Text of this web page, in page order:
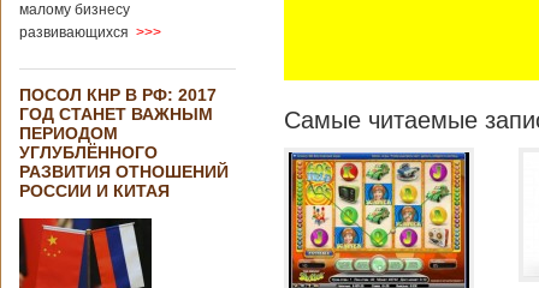
малому бизнесу
развивающихся >>>
ПОСОЛ КНР В РФ: 2017
ГОД СТАНЕТ ВАЖНЫМ
ПЕРИОДОМ
УГЛУБЛЁННОГО
РАЗВИТИЯ ОТНОШЕНИЙ
РОССИИ И КИТАЯ
Самые читаемые